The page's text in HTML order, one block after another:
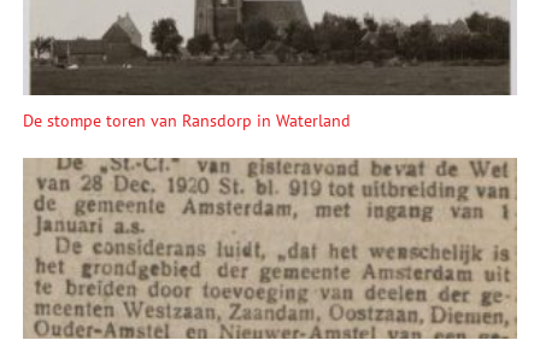
De stompe toren van Ransdorp in Waterland